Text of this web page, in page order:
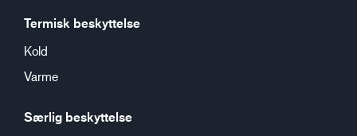
Termisk beskyttelse
Kold
Varme
Særlig beskyttelse